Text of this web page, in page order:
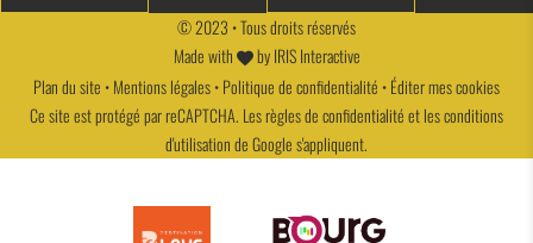
© 2023 • Tous droits réservés
Made with
byIRIS Interactive
Plan du site •Mentions légales•Politique de confidentialité •Éditer mes cookies
Ce site est protégé par reCAPTCHA. Lesrègles de confidentialitéet lesconditions
d'utilisationde Google s'appliquent.